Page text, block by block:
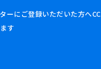
ーにご登録いただいた方へ
す